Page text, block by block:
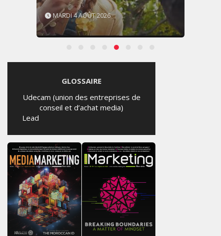
MARDI 4 AOÛT 2026
GLOSSAIRE
Udecam (union des entreprises de
conseil et d’achat media)
Lead